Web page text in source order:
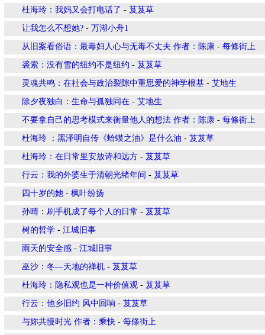
杜海玲：我妈又会打电话了 - 芨芨草
让我怎么不想她? - 万湖小舟1
从旧案看俗语：最毒妇人心与无毒不丈夫 作者：陈康 - 每條街上
裘索：没有雪的纽约不是纽约 - 芨芨草
灵魂共鸣：在社会与政治裂隙中重思爱的神学根基 - 艾地生
除夕夜独白：生命与孤独同在 - 艾地生
不要拿自己的思考模式来衡量他人的想法 作者：陈康 - 每條街上
杜海玲 ：黑泽明自传《蛤蟆之油》是什么油 - 芨芨草
杜海玲：在日常里安放诗和远方 - 芨芨草
行云：我的外婆生于清朝光绪年间 - 芨芨草
四十岁的她 - 枫叶纷扬
孙晴：刷手机成了每个人的日常 - 芨芨草
树的哲学 - 江城旧事
雨天的安全感 - 江城旧事
巫沙：冬—天地的禅机 - 芨芨草
杜海玲：隐私观也是一种价值观 - 芨芨草
行云：他乡旧约 风中回响 - 芨芨草
与妳共慢时光 作者：乘快 - 每條街上